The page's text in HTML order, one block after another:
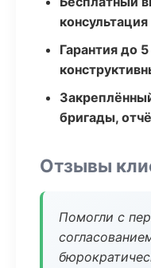
Гарантия до
бригады,
Отзывы
Помогли с